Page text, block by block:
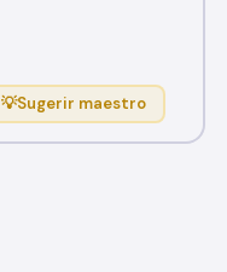
💡Sugerir maestro